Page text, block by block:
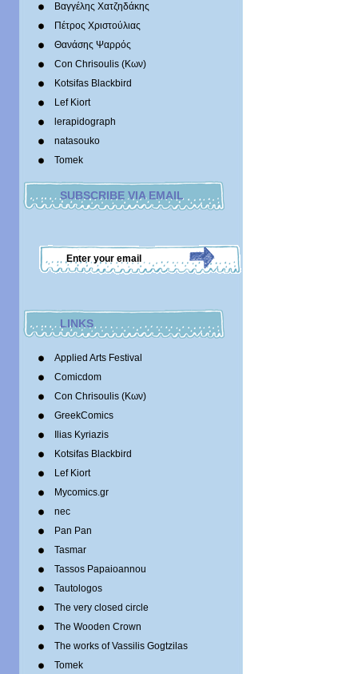
Βαγγέλης Χατζηδάκης
Πέτρος Χριστούλιας
Θανάσης Ψαρρός
Con Chrisoulis (Κων)
Kotsifas Blackbird
Lef Kiort
lerapidograph
natasouko
Tomek
SUBSCRIBE VIA EMAIL
LINKS
Applied Arts Festival
Comicdom
Con Chrisoulis (Κων)
GreekComics
Ilias Kyriazis
Kotsifas Blackbird
Lef Kiort
Mycomics.gr
nec
Pan Pan
Tasmar
Tassos Papaioannou
Tautologos
The very closed circle
The Wooden Crown
The works of Vassilis Gogtzilas
Tomek